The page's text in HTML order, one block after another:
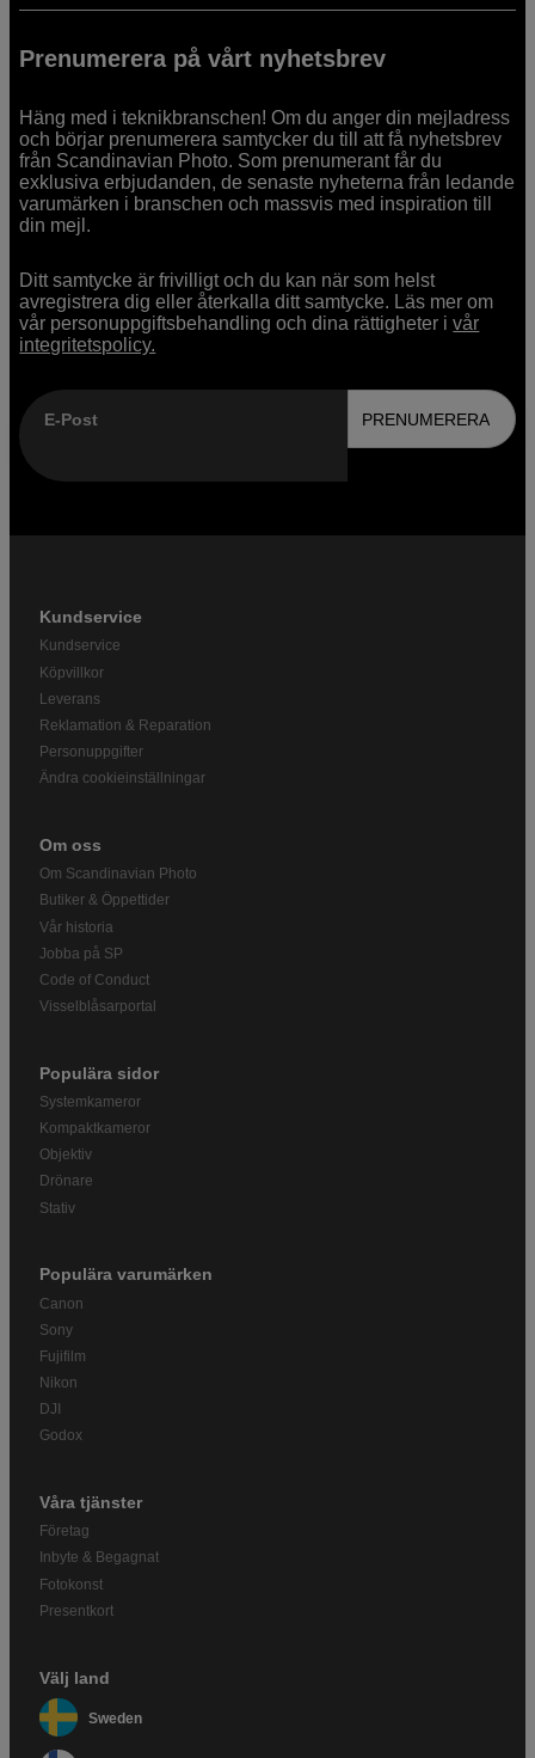
Prenumerera på vårt nyhetsbrev
Häng med i teknikbranschen! Om du anger din mejladress
och börjar prenumerera samtycker du till att få nyhetsbrev
från Scandinavian Photo. Som prenumerant får du
exklusiva erbjudanden, de senaste nyheterna från ledande
varumärken i branschen och massvis med inspiration till
din mejl.
Ditt samtycke är frivilligt och du kan när som helst
avregistrera dig eller återkalla ditt samtycke. Läs mer om
vår personuppgiftsbehandling och dina rättigheter ivår
integritetspolicy.
E-Post PRENUMERERA
Kundservice
Kundservice
Köpvillkor
Leverans
Reklamation & Reparation
Personuppgifter
Ändra cookieinställningar
Om oss
Om Scandinavian Photo
Butiker & Öppettider
Vår historia
Jobba på SP
Code of Conduct
Visselblåsarportal
Populära sidor
Systemkameror
Kompaktkameror
Objektiv
Drönare
Stativ
Populära varumärken
Canon
Sony
Fujifilm
Nikon
DJI
Godox
Våra tjänster
Företag
Inbyte & Begagnat
Fotokonst
Presentkort
Välj land
Sweden